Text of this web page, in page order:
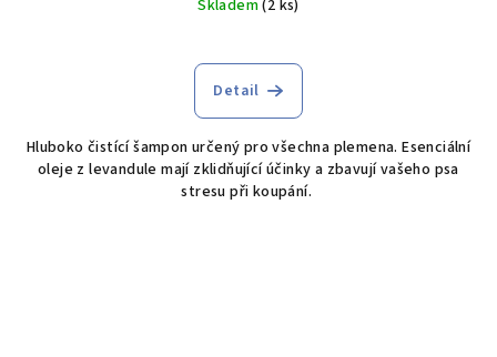
Skladem(2 ks)
Detail
Hluboko čistící šampon určený pro všechna plemena. Esenciální
oleje z levandule mají zklidňující účinky a zbavují vašeho psa
stresu při koupání.